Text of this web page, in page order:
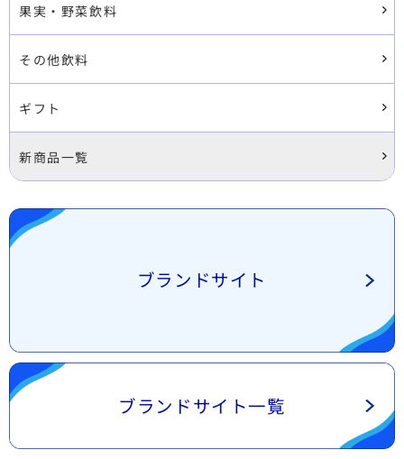
果実・野菜飲料
その他飲料
ギフト
新商品一覧
ブランドサイト
ブランドサイト一覧